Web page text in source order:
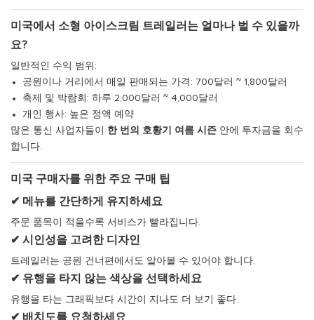
미국에서 소형 아이스크림 트레일러는 얼마나 벌 수 있을까
요?
일반적인 수익 범위:
공원이나 거리에서 매일 판매되는 가격: 700달러 ~ 1,800달러
축제 및 박람회: 하루 2,000달러 ~ 4,000달러
개인 행사: 높은 정액 예약
많은 통신 사업자들이 한 번의 호황기 여름 시즌 안에 투자금을 회수
합니다.
미국 구매자를 위한 주요 구매 팁
✔ 메뉴를 간단하게 유지하세요
주문 품목이 적을수록 서비스가 빨라집니다.
✔ 시인성을 고려한 디자인
트레일러는 공원 건너편에서도 알아볼 수 있어야 합니다.
✔ 유행을 타지 않는 색상을 선택하세요
유행을 타는 그래픽보다 시간이 지나도 더 보기 좋다.
✔ 배치도를 요청하세요